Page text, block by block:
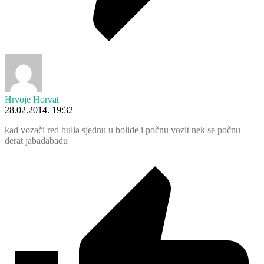
Hrvoje Horvat
28.02.2014. 19:32
kad vozači red bulla sjednu u bolide i počnu vozit nek se počnu
derat jabadabadu